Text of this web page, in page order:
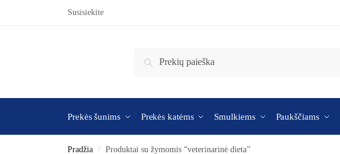
Susisiekite
Ieškoti
Prekės šunims Prekės katėms Smulkiems Paukščiams
Pradžia / Produktai su žymomis “veterinarinė dieta”